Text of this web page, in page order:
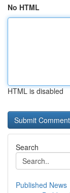
No HTML
HTML is disabled
Search
Published News